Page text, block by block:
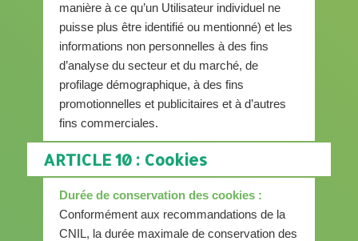
manière à ce qu’un Utilisateur individuel ne
puisse plus être identifié ou mentionné) et les
informations non personnelles à des fins
d’analyse du secteur et du marché, de
profilage démographique, à des fins
promotionnelles et publicitaires et à d’autres
fins commerciales.
ARTICLE 10 : Cookies
Durée de conservation des cookies :
Conformément aux recommandations de la
CNIL, la durée maximale de conservation des